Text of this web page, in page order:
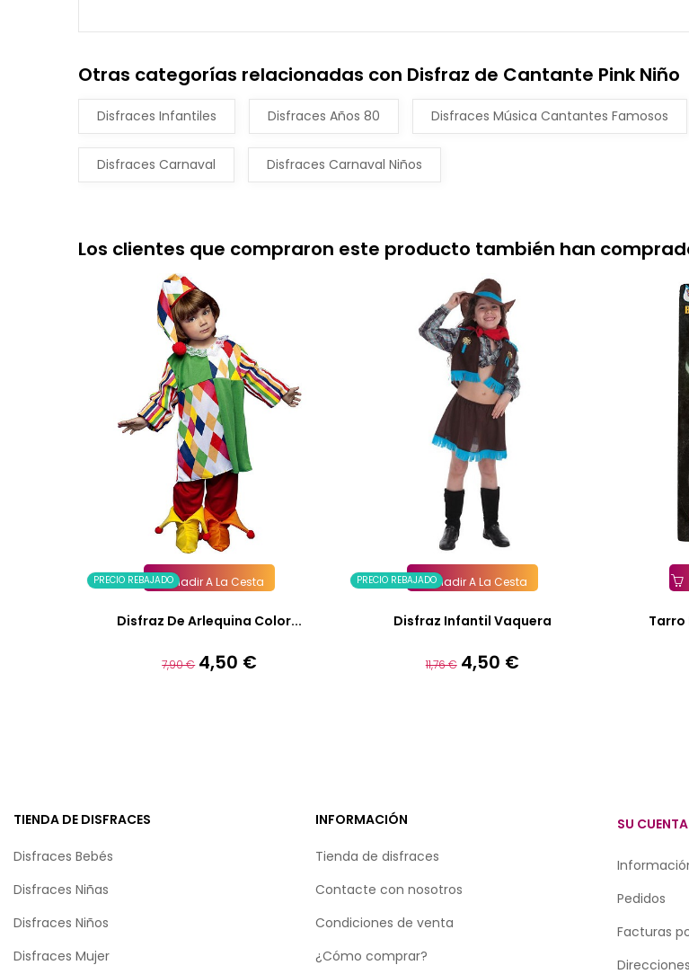
Otras categorías relacionadas con Disfraz de Cantante Pink Niño
Disfraces Infantiles Disfraces Años 80 Disfraces Música Cantantes Famosos
Disfraces Carnaval Disfraces Carnaval Niños
Los clientes que compraron este producto también han
PRECIO REBAJADOAñadir A La Cesta
Disfraz De Arlequina Color...
Precio
7,90 € Precio
4,50 €
PRECIO REBAJADOAñadir A La Cesta
Disfraz Infantil Vaquera
Precio
11,76 € Precio
4,50 €
Tarro
TIENDA DE DISFRACES
Disfraces Bebés
Disfraces Niñas
Disfraces Niños
Disfraces Mujer
INFORMACIÓN
Tienda de disfraces
Contacte con nosotros
Condiciones de venta
¿Cómo comprar?
SU CUENTA
Pedidos
Facturas
Direcciones